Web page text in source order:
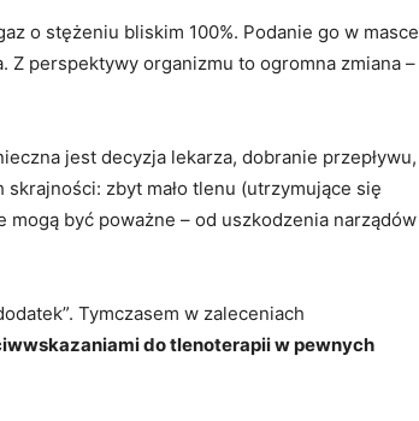
o stężeniu bliskim 100%. Podanie go w masce
perspektywy organizmu to ogromna zmiana –
jest decyzja lekarza, dobranie przepływu,
zbyt mało tlenu (utrzymujące się
być poważne – od uszkodzenia narządów
Tymczasem w zaleceniach
do tlenoterapii w pewnych